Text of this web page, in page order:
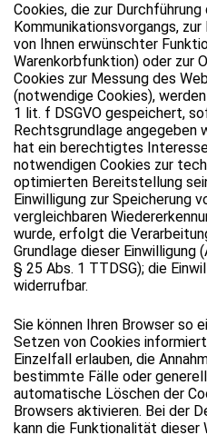
Cookies, die zur
Kommunikationsvorgangs,
von Ihnen erwünschter
Warenkorbfunktion) oder zur
Cookies zur Messung des
(notwendige Cookies),
1 lit. f DSGVO gespeichert,
Rechtsgrundlage angegeben
hat ein berechtigtes
notwendigen Cookies zur
optimierten Bereitstellung
Einwilligung zur Speicherung
vergleichbaren
wurde, erfolgt die
Grundlage dieser Einwilligung
§ 25 Abs. 1 TTDSG); die
widerrufbar.
Sie können Ihren Browser so
Setzen von Cookies
Einzelfall erlauben, die
bestimmte Fälle oder
automatische Löschen der
Browsers aktivieren. Bei der
kann die Funktionalität dieser